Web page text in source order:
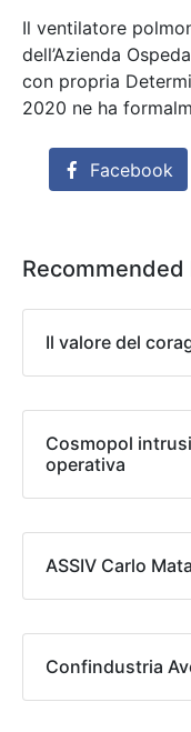
Il ventilatore
dell’Azienda
con propria
2020 ne ha
Facebook
Recommended
Il valore del
Cosmopol
operativa
ASSIV Carlo
Confindustria